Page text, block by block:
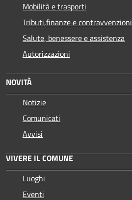
Mobilità e trasporti
Tributi,finanze e contravvenzioni
Salute, benessere e assistenza
Autorizzazioni
NOVITÀ
Notizie
Comunicati
Avvisi
VIVERE IL COMUNE
Luoghi
Eventi